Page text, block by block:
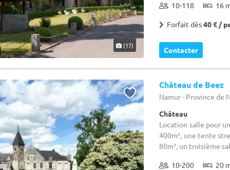
(17)
10-118 16
Forfait dès40 € /
Contacter
Château de Beez
Namur - Province de
Château
Location salle pour
400m², une tente
80m², un troisième
10-200 20